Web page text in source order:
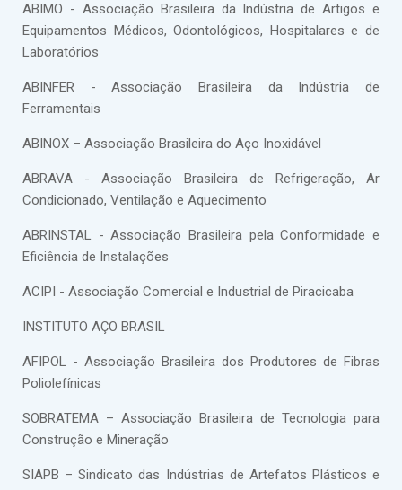
ABIMO - Associação Brasileira da Indústria de Artigos e
Equipamentos Médicos, Odontológicos, Hospitalares e de
Laboratórios
ABINFER - Associação Brasileira da Indústria de
Ferramentais
ABINOX – Associação Brasileira do Aço Inoxidável
ABRAVA - Associação Brasileira de Refrigeração, Ar
Condicionado, Ventilação e Aquecimento
ABRINSTAL - Associação Brasileira pela Conformidade e
Eficiência de Instalações
ACIPI - Associação Comercial e Industrial de Piracicaba
INSTITUTO AÇO BRASIL
AFIPOL - Associação Brasileira dos Produtores de Fibras
Poliolefínicas
SOBRATEMA – Associação Brasileira de Tecnologia para
Construção e Mineração
SIAPB – Sindicato das Indústrias de Artefatos Plásticos e